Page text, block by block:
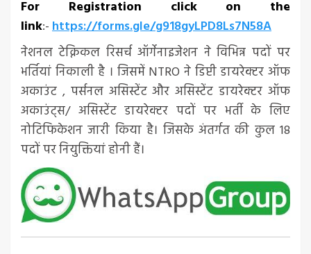
For Registration click on the
link:-https://forms.gle/g918gyLPD8Ls7N58A
नेशनल टेक्निकल रिसर्च ऑर्गेनाइजेशन ने विभिन्न पदों पर
भर्तियां निकाली है । जिसमें NTRO ने डिप्टी डायरेक्टर ऑफ
अकाउंट , पर्सनल असिस्टेंट और असिस्टेंट डायरेक्टर ऑफ
अकाउंट्स/ असिस्टेंट डायरेक्टर पदों पर भर्ती के लिए
नोटिफिकेशन जारी किया है। जिसके अंतर्गत की कुल 18
पदों पर नियुक्तियां होनी हैं।